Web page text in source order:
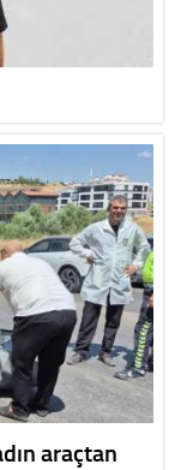
araçtan